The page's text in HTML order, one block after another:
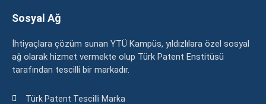
Sosyal Ağ
İhtiyaçlara çözüm sunan YTÜ Kampüs, yıldızlılara özel sosyal
ağ olarak hizmet vermekte olup Türk Patent Enstitüsü
tarafından tescilli bir markadır.
Türk Patent Tescilli Marka